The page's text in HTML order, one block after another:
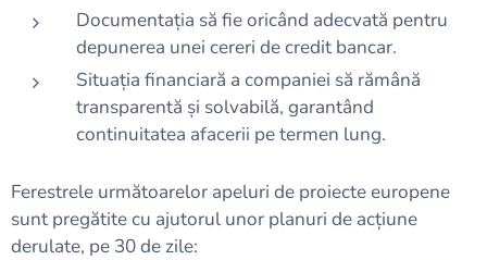
Documentația să fie oricând adecvată pentru
depunerea unei cereri de credit bancar.
Situația financiară a companiei să rămână
transparentă și solvabilă, garantând
continuitatea afacerii pe termen lung.
Ferestrele următoarelor apeluri de proiecte europene
sunt pregătite cu ajutorul unor planuri de acțiune
derulate, pe 30 de zile: